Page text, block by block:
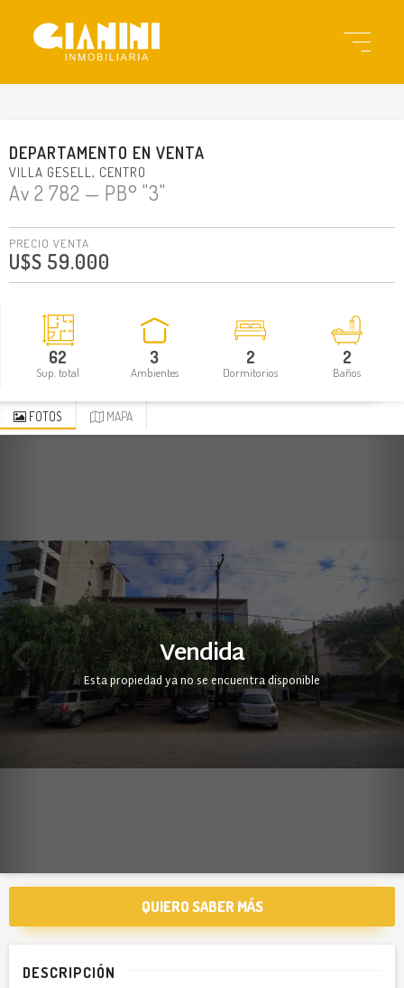
DEPARTAMENTO EN VENTA
VILLA GESELL CENTRO
Av 2 782 — PB° "3"
PRECIO VENTA
U$S 59.000
62
Sup. total
3
Ambientes
2
Dormitorios
2
Baños
FOTOS MAPA
Vendida
QUIERO SABER MÁS
DESCRIPCIÓN